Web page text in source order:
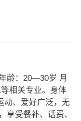
龄：20—30岁 月
相关专业。身体
动、爱好广泛，无
享受餐补、话费、